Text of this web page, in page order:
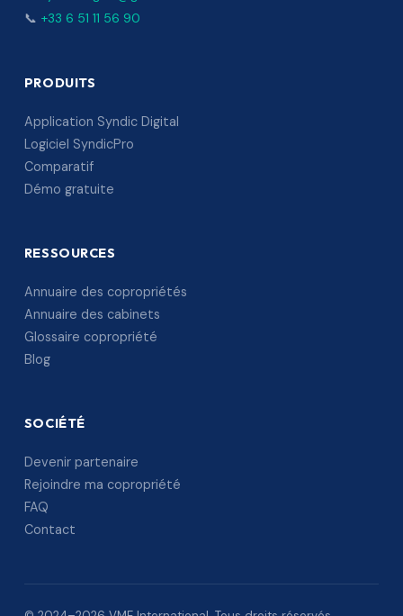
📞 +33 6 51 11 56 90
PRODUITS
Application Syndic Digital
Logiciel SyndicPro
Comparatif
Démo gratuite
RESSOURCES
Annuaire des copropriétés
Annuaire des cabinets
Glossaire copropriété
Blog
SOCIÉTÉ
Devenir partenaire
Rejoindre ma copropriété
FAQ
Contact